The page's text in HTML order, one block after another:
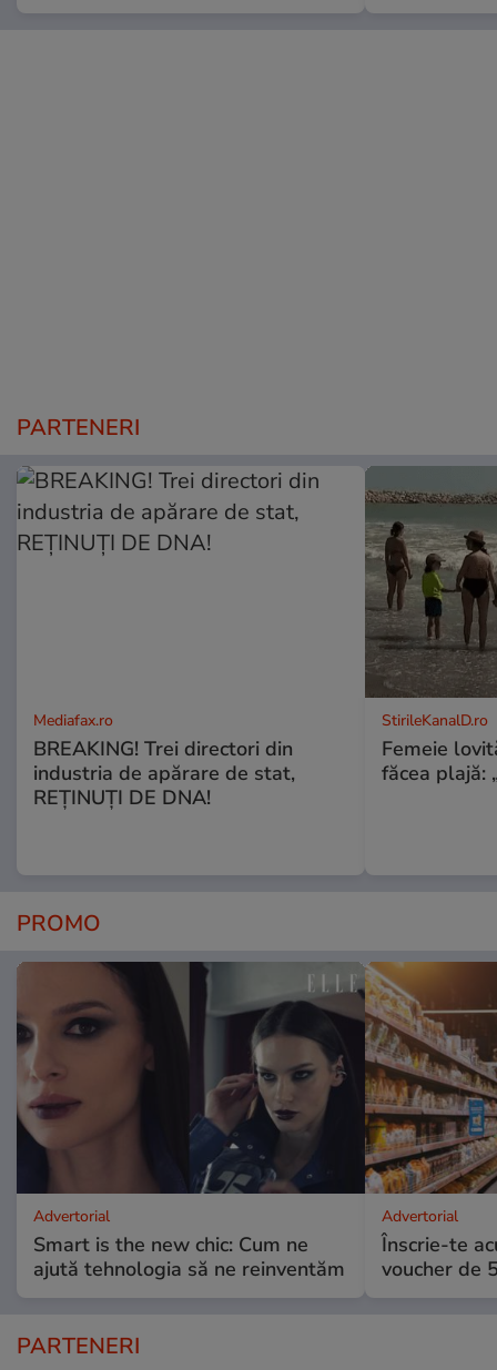
PARTENERI
Mediafax.ro
BREAKING! Trei directori din
industria de apărare de stat,
REȚINUȚI DE DNA!
StirileKanalD.ro
Femeie
făcea plajă:
PROMO
Advertorial
Smart is the new chic: Cum ne
ajută tehnologia să ne reinventăm
Advertorial
Înscrie-te
voucher de
PARTENERI